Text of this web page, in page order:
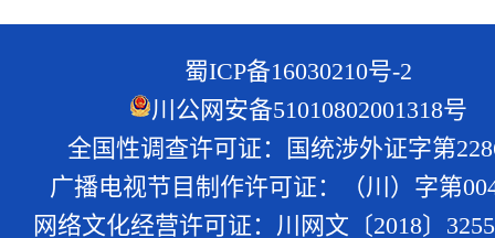
蜀ICP备16030210号-2
川公网安备51010802001318号
全国性调查许可证：国统涉外证字第
广播电视节目制作许可证：（川）字第
网络文化经营许可证：川网文〔2018〕